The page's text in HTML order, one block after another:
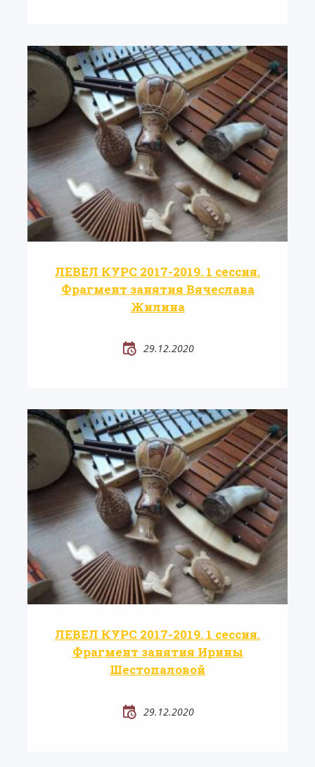
ЛЕВЕЛ КУРС 2017-2019. 1 сессия.
Фрагмент занятия Вячеслава
Жилина
29.12.2020
ЛЕВЕЛ КУРС 2017-2019. 1 сессия.
Фрагмент занятия Ирины
Шестопаловой
29.12.2020